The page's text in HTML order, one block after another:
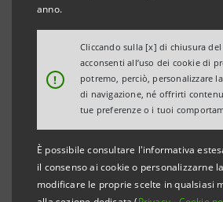
anno.
!
Cliccando sulla [x] di chiusura
acconsenti all’uso dei cookie di
potremo, perciò, personalizzare
di navigazione, né offrirti
tue preferenze o i tuoi
È possibile consultare l'informativa
il consenso ai cookie o personalizzarne
modificare le proprie scelte in qualsiasi
Le piccole
scenario